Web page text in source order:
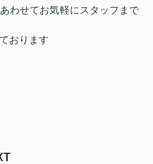
わせてお気軽にスタッフまで
おります